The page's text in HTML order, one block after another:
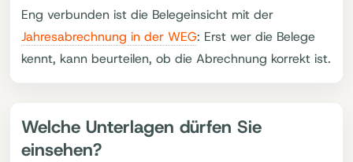
Eng verbunden ist die Belegeinsicht mit der
Jahresabrechnung in der WEG: Erst wer die Belege
kennt, kann beurteilen, ob die Abrechnung korrekt ist.
Welche Unterlagen dürfen Sie
einsehen?